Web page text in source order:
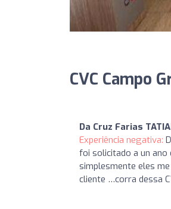
CVC Campo
Da Cruz Farias
Experiência negativa:
foi solicitado a un
simplesmente eles
cliente …corra dessa